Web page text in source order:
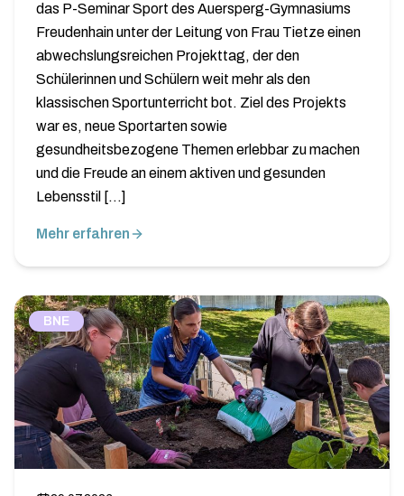
das P-Seminar Sport des Auersperg-Gymnasiums
Freudenhain unter der Leitung von Frau Tietze einen
abwechslungsreichen Projekttag, der den
Schülerinnen und Schülern weit mehr als den
klassischen Sportunterricht bot. Ziel des Projekts
war es, neue Sportarten sowie
gesundheitsbezogene Themen erlebbar zu machen
und die Freude an einem aktiven und gesunden
Lebensstil […]
Mehr erfahren
BNE